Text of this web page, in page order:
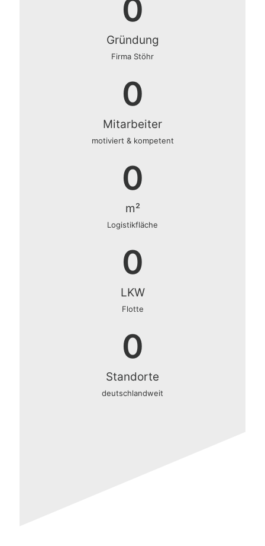
Gründung
0
Firma Stöhr
Mitarbeiter
0
motiviert & kompetent
m²
0
Logistikfläche
LKW
0
Flotte
Standorte
0
deutschlandweit